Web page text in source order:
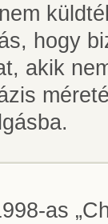
hogy
akik
as